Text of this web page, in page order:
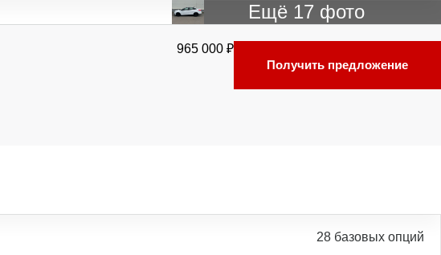
Ещё 17 фото
965 000 ₽
Получить предложение
28 базовых опций